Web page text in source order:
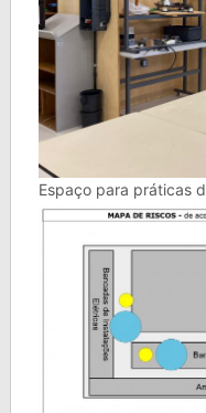
Espaço para práticas